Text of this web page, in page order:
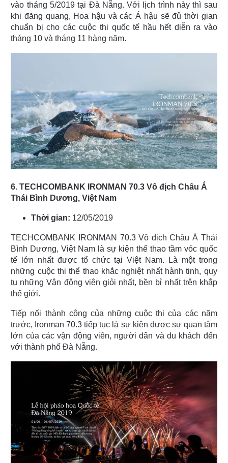
vào tháng 5/2019 tại Đà Nẵng. Với lịch trình này thì sau
khi đăng quang, Hoa hậu và các Á hậu sẽ đủ thời gian
chuẩn bị cho các cuộc thi quốc tế hầu hết diễn ra vào
tháng 10 và tháng 11 hàng năm.
6. TECHCOMBANK IRONMAN 70.3 Vô địch Châu Á
Thái Bình Dương, Việt Nam
Thời gian: 12/05/2019
TECHCOMBANK IRONMAN 70.3 Vô địch Châu Á Thái
Bình Dương, Việt Nam là sự kiện thể thao tầm vóc quốc
tế lớn nhất được tổ chức tại Việt Nam. Là một trong
những cuộc thi thể thao khắc nghiệt nhất hành tinh, quy
tụ những Vận động viên giỏi nhất, bền bỉ nhất trên khắp
thế giới.
Tiếp nối thành công của những cuộc thi của các năm
trước, Ironman 70.3 tiếp tục là sự kiện được sự quan tâm
lớn của các vận động viên, người dân và du khách đến
với thành phố Đà Nẵng.